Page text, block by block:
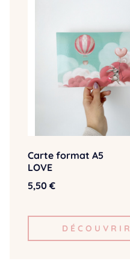
Carte format A5
LOVE
5,50 €
DÉCOUVRIR